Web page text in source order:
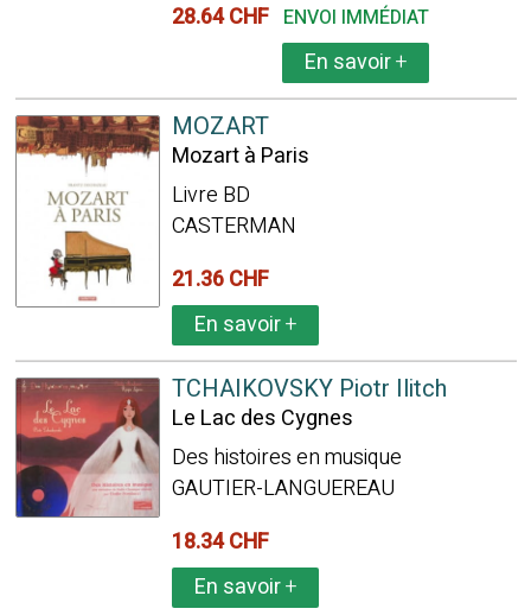
28.64 CHF ENVOI IMMÉDIAT
En savoir+
MOZART
Mozart à Paris
Livre BD
CASTERMAN
21.36 CHF
En savoir+
TCHAIKOVSKY Piotr Ilitch
Le Lac des Cygnes
Des histoires en musique
GAUTIER-LANGUEREAU
18.34 CHF
En savoir+